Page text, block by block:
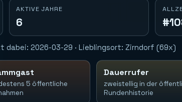
AKTIVE JAHRE
6
dabei: 2026-03-29 · Lieblingsort: Zirndorf (69x)
5 öffentliche
Dauerrufer
zweistellig in der
Rundenhistorie